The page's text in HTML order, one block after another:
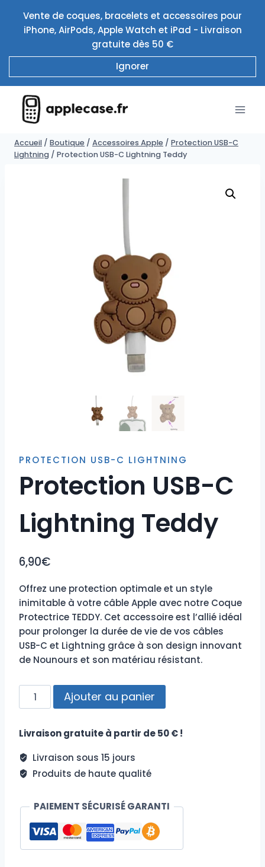
contenu
Vente de coques, bracelets et accessoires pour
iPhone, AirPods, Apple Watch et iPad - Livraison
gratuite dès 50 €
Ignorer
Accueil / Boutique / Accessoires Apple / Protection USB-C
Lightning / Protection USB-C Lightning Teddy
PROTECTION USB-C LIGHTNING
Protection USB-C
Lightning Teddy
6,90€
Offrez une protection optimale et un style
inimitable à votre câble Apple avec notre Coque
Protectrice TEDDY. Cet accessoire est l’allié idéal
pour prolonger la durée de vie de vos câbles
USB-C et Lightning grâce à son design innovant
de Nounours et son matériau résistant.
quantité
de
USB-
Lightning
Teddy
Ajouter au panier
Livraison gratuite à partir de 50 € !
Livraison sous 15 jours
Produits de haute qualité
PAIEMENT SÉCURISÉ GARANTI